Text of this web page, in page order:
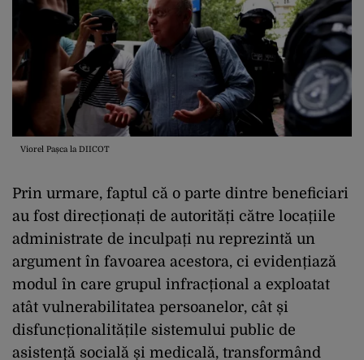
Viorel Pașca la DIICOT
Prin urmare, faptul că o parte dintre beneficiari
au fost direcționați de autorități către locațiile
administrate de inculpați nu reprezintă un
argument în favoarea acestora, ci evidențiază
modul în care grupul infracțional a exploatat
atât vulnerabilitatea persoanelor, cât și
disfuncționalitățile sistemului public de
asistență socială și medicală, transformând